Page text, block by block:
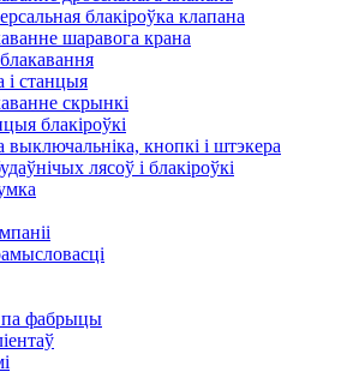
блакіроўка клапана
шаравога крана
і станцыя
скрынкі
блакіроўкі
выключальніка, кнопкі і штэкера
лясоў і блакіроўкі
па фабрыцы